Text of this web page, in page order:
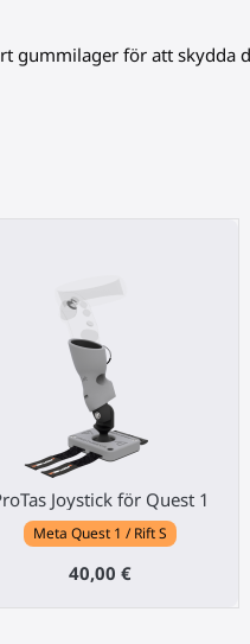
gummilager för att skydda
Joystick för Quest 1
Meta Quest 1 / Rift S
40,00 €